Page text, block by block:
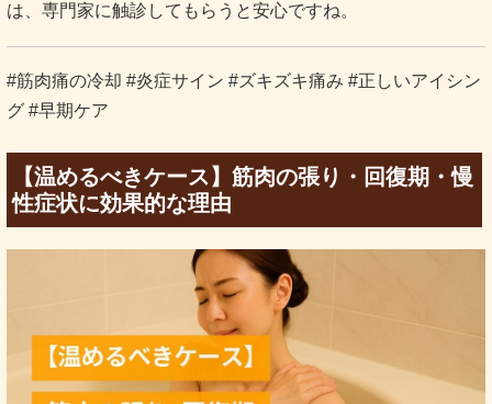
は、専門家に触診してもらうと安心ですね。
#筋肉痛の冷却 #炎症サイン #ズキズキ痛み #正しいアイシン
グ #早期ケア
【温めるべきケース】筋肉の張り・回復期・慢
性症状に効果的な理由